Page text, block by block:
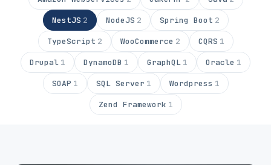
NestJS 2 NodeJS 2 Spring Boot 2
TypeScript 2 WooCommerce 2 CQRS 1
Drupal 1 DynamoDB 1 GraphQL 1 Oracle 1
SOAP 1 SQL Server 1 Wordpress 1
Zend Framework 1